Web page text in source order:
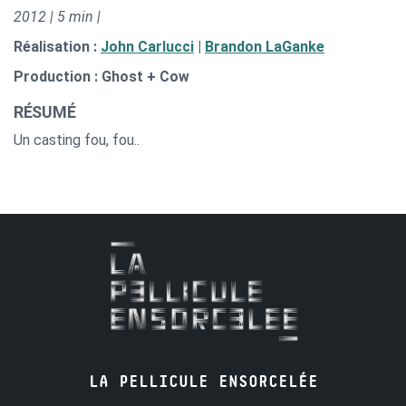
2012 | 5 min |
Réalisation : John Carlucci | Brandon LaGanke
Production : Ghost + Cow
RÉSUMÉ
Un casting fou, fou..
LA PELLICULE ENSORCELÉE